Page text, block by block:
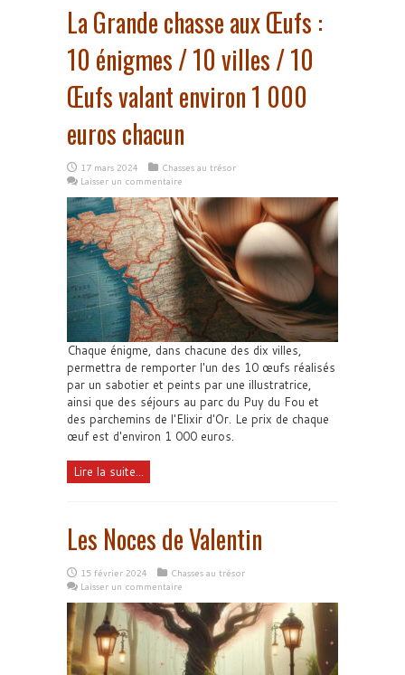
La Grande chasse aux Œufs :
10 énigmes / 10 villes / 10
Œufs valant environ 1 000
euros chacun
17 mars 2024
Chasses au trésor
Laisser un commentaire
Chaque énigme, dans chacune des dix villes,
permettra de remporter l'un des 10 œufs réalisés
par un sabotier et peints par une illustratrice,
ainsi que des séjours au parc du Puy du Fou et
des parchemins de l'Elixir d'Or. Le prix de chaque
œuf est d'environ 1 000 euros.
Lire la suite...
Les Noces de Valentin
15 février 2024
Chasses au trésor
Laisser un commentaire